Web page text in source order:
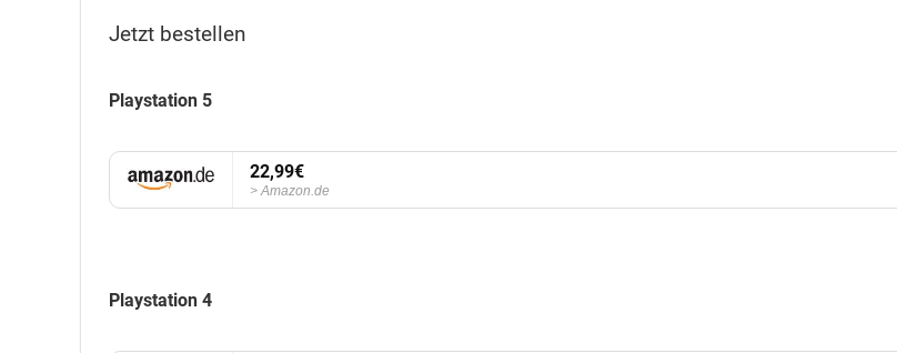
Jetzt bestellen
Playstation 5
22,99€
Amazon.de
Playstation 4